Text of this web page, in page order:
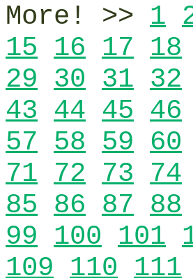
More! >> 1
15 16 17 18
29 30 31 32
43 44 45 46
57 58 59 60
71 72 73 74
85 86 87 88
99 100 101
109 110 111